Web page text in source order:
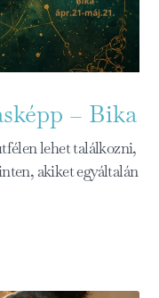
– Bika
lehet találkozni,
akiket egyáltalán